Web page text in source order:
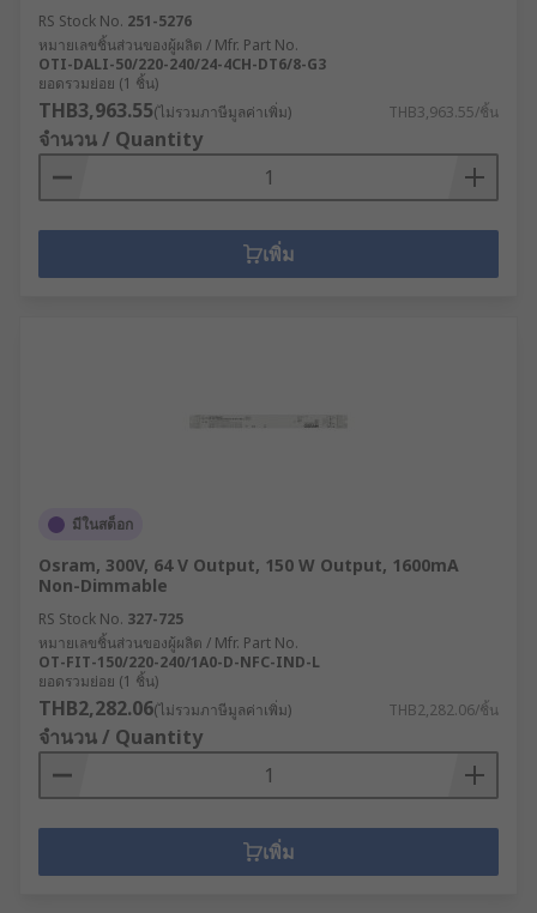
RS Stock No. 251-5276
หมายเลขชิ้นส่วนของผู้ผลิต / Mfr. Part No.
OTI-DALI-50/220-240/24-4CH-DT6/8-G3
ยอดรวมย่อย (1 ชิ้น)
THB3,963.55(ไม่รวมภาษีมูลค่าเพิ่ม) THB3,963.55/ชิ้น
จำนวน / Quantity
เพิ่ม
มีในสต็อก
Osram, 300V, 64 V Output, 150 W Output, 1600mA
Non-Dimmable
RS Stock No. 327-725
หมายเลขชิ้นส่วนของผู้ผลิต / Mfr. Part No.
OT-FIT-150/220-240/1A0-D-NFC-IND-L
ยอดรวมย่อย (1 ชิ้น)
THB2,282.06(ไม่รวมภาษีมูลค่าเพิ่ม) THB2,282.06/ชิ้น
จำนวน / Quantity
เพิ่ม